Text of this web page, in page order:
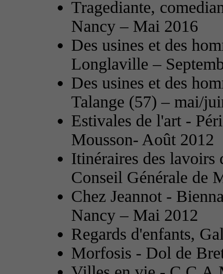
Tragediante,
Nancy – Mai 2016
Des usines et des
Longlaville –
Des usines et des
Talange (57) – mai/
Estivales de l'art -
Mousson- Août 2012
Itinéraires des lavoirs
Conseil Générale de
Chez Jeannot -
Nancy – Mai 2012
Regards d'enfants,
Morfosis - Dol de